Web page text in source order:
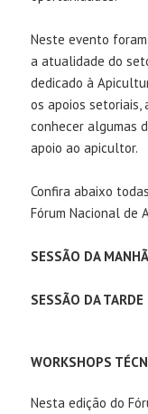
Neste evento
a atualidade do
dedicado à
os apoios setoriais,
conhecer algumas
apoio ao apicultor.
Confira abaixo
Fórum Nacional de
SESSÃO DA MANHÃ
SESSÃO DA TARDE
WORKSHOPS
Nesta edição do